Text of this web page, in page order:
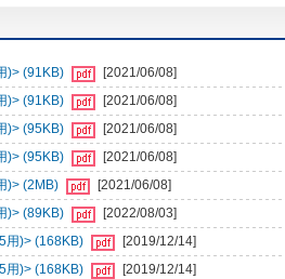
)> (91KB)
[2021/06/08]
)> (91KB)
[2021/06/08]
)> (95KB)
[2021/06/08]
)> (95KB)
[2021/06/08]
)> (2MB)
[2021/06/08]
)> (89KB)
[2022/08/03]
用)> (168KB)
[2019/12/14]
用)> (168KB)
[2019/12/14]